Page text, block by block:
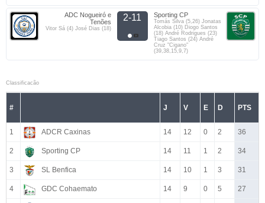
ADC Nogueiró e
Tenões
Vitor Sá (4) José Dias (18)
2-11 Sporting CP
Tomás Silva (5,26) Jonatas
Alcobia (10) Diogo Santos
(18) André Rodrigues (23)
Tiago Santos (24) André
Cruz "Cigano"
(39,38,15,9,7)
Classificacão
# J V E D PTS
1 ADCR Caxinas 14 12 0 2 36
2 Sporting CP 14 11 1 2 34
3 SL Benfica 14 10 1 3 31
4 GDC Cohaemato 14 9 0 5 27